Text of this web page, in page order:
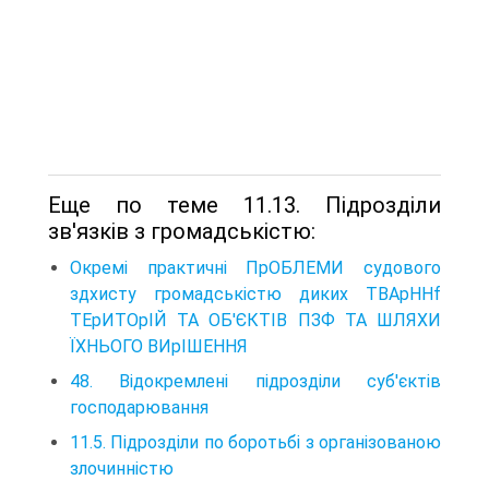
Еще по теме 11.13. Підрозділи
зв'язків з громадськістю:
Окремі практичні ПрОБЛЕМИ судового
здхисту громадськістю диких TBApHHf
ТЕрИТОрІЙ TA ОБ'ЄКТІВ ПЗФ TA ШЛЯХИ
ЇХНЬОГО ВИрІШЕННЯ
48. Відокремлені підрозділи суб'єктів
господарювання
11.5. Підрозділи по боротьбі з організованою
злочинністю